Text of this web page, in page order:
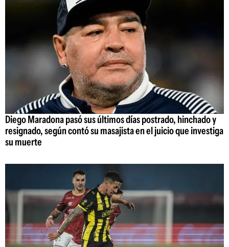
Diego Maradona pasó sus últimos días postrado, hinchado y
resignado, según contó su masajista en el juicio que investiga
su muerte